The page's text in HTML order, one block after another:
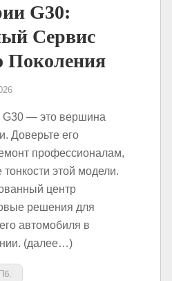
G30:
Сервис
Поколения
G30 — это вершина
Доверьте его
профессионалам,
этой модели.
центр
решения для
автомобиля в
(далее…)